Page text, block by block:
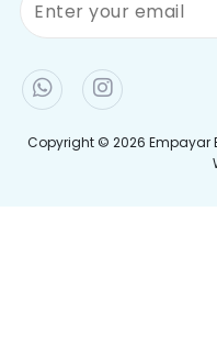
Copyright © 2026 Empayar